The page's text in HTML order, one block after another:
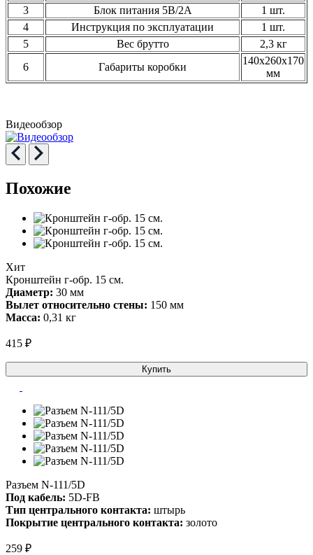
3
Блок питания 5В/2А
1 шт.
4
Инструкция по эксплуатации
1 шт.
5
Вес брутто
2,3 кг
6
Габариты коробки
140х260х170
мм
Видеообзор
Похожие
Хит
Кронштейн г-обр. 15 см.
Диаметр: 30 мм
Вылет относительно стены: 150 мм
Масса: 0,31 кг
415 ₽
Купить
Разъем N-111/5D
Под кабель: 5D-FB
Тип центрального контакта: штырь
Покрытие центрального контакта: золото
259 ₽